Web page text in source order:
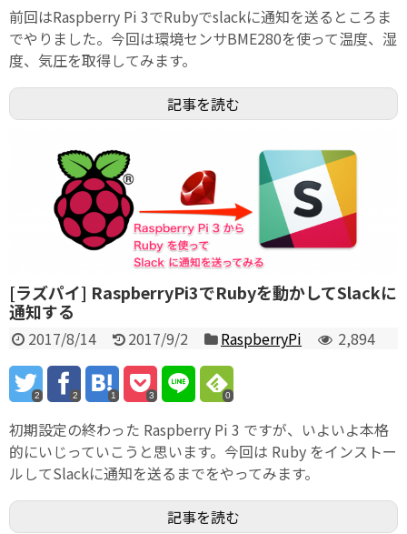
前回はRaspberry Pi 3でRubyでslackに通知を送るところま
でやりました。今回は環境センサBME280を使って温度、湿
度、気圧を取得してみます。
記事を読む
[ラズパイ] RaspberryPi3でRubyを動かしてSlackに
通知する
2017/8/14 2017/9/2 RaspberryPi 2,894
2 2 1 3 0
初期設定の終わった Raspberry Pi 3 ですが、いよいよ本格
的にいじっていこうと思います。今回は Ruby をインストー
ルしてSlackに通知を送るまでをやってみます。
記事を読む